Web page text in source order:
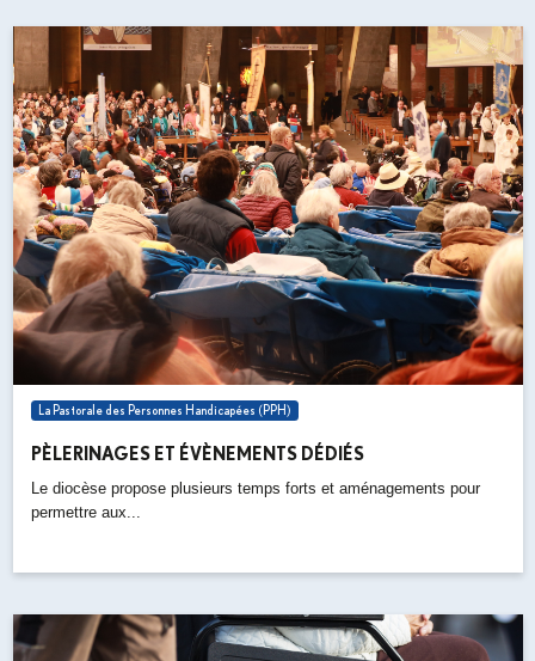
La Pastorale des Personnes Handicapées (PPH)
PÈLERINAGES ET ÉVÈNEMENTS DÉDIÉS
Le diocèse propose plusieurs temps forts et aménagements pour
permettre aux...